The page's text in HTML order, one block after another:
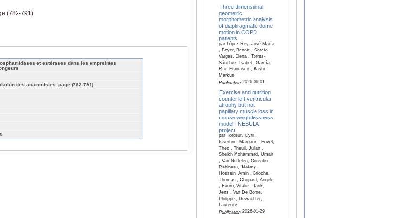
(782-791)
et estérases dans les empreintes
des anatomistes, page (782-791)
Three-dimensional
geometric
morphometric analysis
of diaphragmatic dome
motion in COPD
patients
par López-Rey, José María
, Beyer, Benoît , García-
Vargas, Elena , Torres-
Sánchez, Isabel , García-
Río, Francisco , Bastir,
Markus
Publication2026-06-01
Exercise and nutrition
counter left ventricular
atrophy but not
papillary muscle loss in
mouse weightlessness
model - NEBULA
project
par Tordeur, Cyril ,
Issertine, Margaux , Fovet,
Theo , Theuil, Julian ,
Sheikh Mohammad, Umair
, Van Nuffelen, Corentin ,
Rabineau, Jérémy ,
Hossein, Amin , Brioche,
Thomas , Chopard, Angele
, Faoro, Vitalie , Tank,
Jens , Van De Borne,
Philippe , Dewachter,
Laurence
Publication2026-01-29